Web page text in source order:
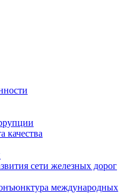
качества
сети железных дорог
международных